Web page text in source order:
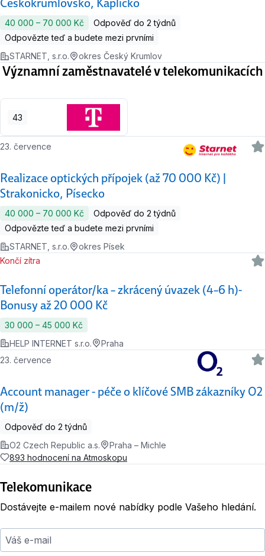
Českokrumlovsko, Kaplicko
40 000 ‍–‍ 70 000 Kč
Odpověď do 2 týdnů
Odpovězte teď a budete mezi prvními
STARNET, s.r.o.
okres Český Krumlov
Významní zaměstnavatelé v telekomunikacích
43
Realizace optických přípojek (až 70 000 Kč) |
Strakonicko, Písecko
23. července
40 000 ‍–‍ 70 000 Kč
Odpověď do 2 týdnů
Odpovězte teď a budete mezi prvními
STARNET, s.r.o.
okres Písek
Telefonní operátor/ka – zkrácený úvazek (4–6 h)-
Bonusy až 20 000 Kč
Končí zítra
30 000 ‍–‍ 45 000 Kč
HELP INTERNET s.r.o.
Praha
Account manager - péče o klíčové SMB zákazníky O2
(m/ž)
23. července
Odpověď do 2 týdnů
O2 Czech Republic a.s.
Praha – Michle
893 hodnocení na Atmoskopu
Telekomunikace
Dostávejte e-mailem nové nabídky podle Vašeho hledání.
Váš e-mail